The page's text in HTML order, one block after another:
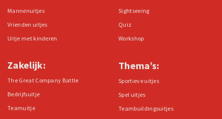
Mannenuitjes
Vrienden uitjes
Uitje met kinderen
Zakelijk:
The Great Company Battle
Bedrijfsuitje
Teamuitje
Sightseeing
Quiz
Workshop
Thema’s:
Sportieve uitjes
Spel uitjes
Teambuildingsuitjes